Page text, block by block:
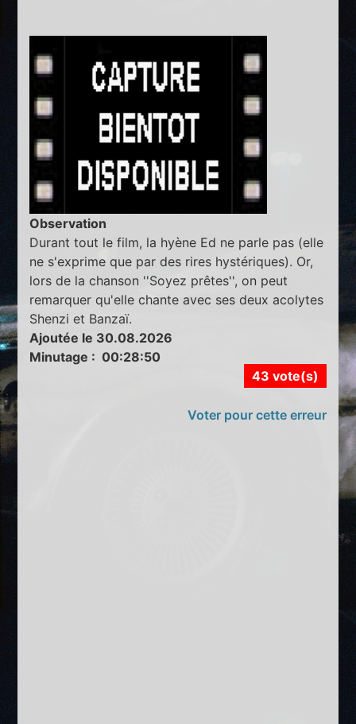
Observation
Durant tout le film, la hyène Ed ne parle pas (elle
ne s'exprime que par des rires hystériques). Or,
lors de la chanson ''Soyez prêtes'', on peut
remarquer qu'elle chante avec ses deux acolytes
Shenzi et Banzaï.
Ajoutée le 30.08.2026
Minutage : 00:28:50
43 vote(s)
Voter pour cette erreur